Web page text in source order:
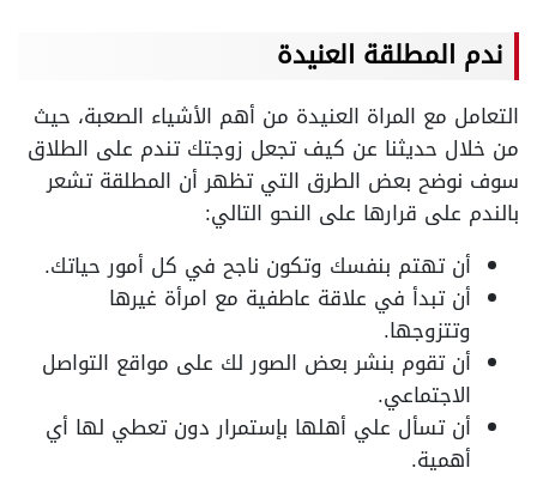
ندم المطلقة العنيدة
التعامل مع المراة العنيدة من أهم الأشياء الصعبة، حيث
من خلال حديثنا عن كيف تجعل زوجتك تندم على الطلاق
سوف نوضح بعض الطرق التي تظهر أن المطلقة تشعر
بالندم على قرارها على النحو التالي:
أن تهتم بنفسك وتكون ناجح في كل أمور حياتك.
أن تبدأ في علاقة عاطفية مع امرأة غيرها
وتتزوجها.
أن تقوم بنشر بعض الصور لك على مواقع التواصل
الاجتماعي.
أن تسأل علي أهلها بإستمرار دون تعطي لها أي
أهمية.